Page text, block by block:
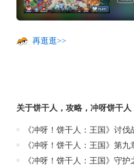
再逛逛>>
关于饼干人 ， 攻略， 冲呀饼干人
《冲呀！饼干人：王国》讨
《冲呀！饼干人：王国》第
《冲呀！饼干人：王国》守护